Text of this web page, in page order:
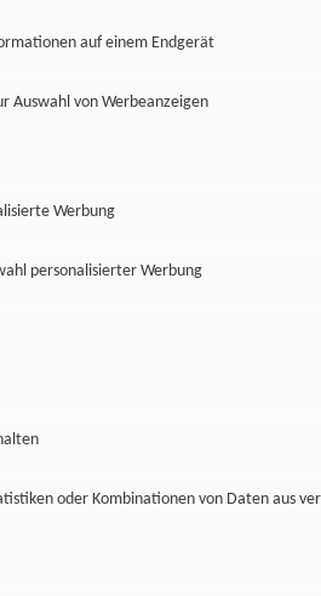
auf einem Endgerät
Auswahl von Werbeanzeigen
Werbung
personalisierter Werbung
oder Kombinationen von Daten aus